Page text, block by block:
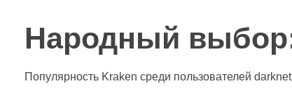
Народный
Популярность Kraken среди пользователей